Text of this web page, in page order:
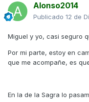
Alonso2014
Publicado 12 de
Miguel y yo, casi seguro
Por mi parte, estoy en
que me acompañe, es
En la de la Sagra lo